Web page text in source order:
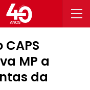
MP a
da